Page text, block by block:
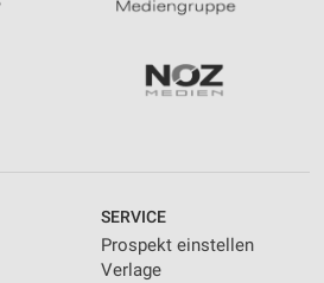
SERVICE
Prospekt einstellen
Verlage